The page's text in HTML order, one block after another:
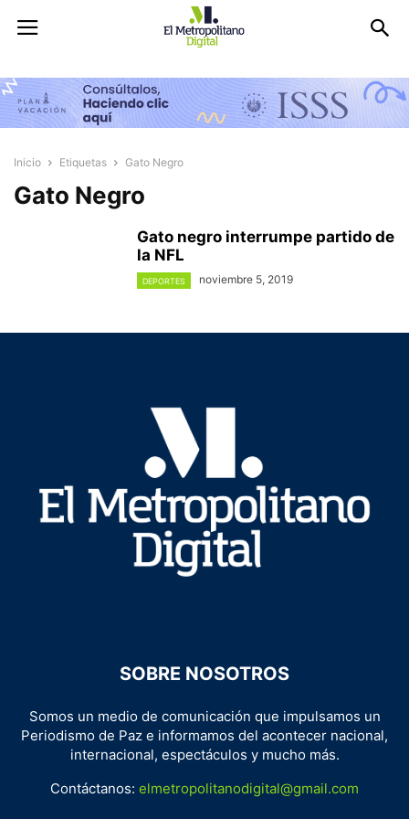
Inicio Etiquetas Gato Negro
Gato Negro
Gato negro interrumpe partido de
la NFL
DEPORTES noviembre 5, 2019
SOBRE NOSOTROS
Somos un medio de comunicación que impulsamos un
Periodismo de Paz e informamos del acontecer nacional,
internacional, espectáculos y mucho más.
Contáctanos: elmetropolitanodigital@gmail.com